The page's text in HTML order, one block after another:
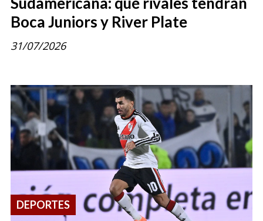
Boca Juniors y River Plate
31/07/2026
DEPORTES